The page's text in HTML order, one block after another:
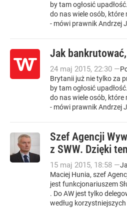
by tam ogłosić
do nas wiele osób,
- mówi prawnik Andrzej
Jak
24 maj 2015, 22:30 —
Brytanii już nie tylko za
by tam ogłosić
do nas wiele osób,
- mówi prawnik Andrzej
Szef Agencji
z SWW. Dzięki
15 maj 2015, 18:58 —
Maciej Hunia, szef
jest funkcjonariuszem
. Do AW jest tylko
według